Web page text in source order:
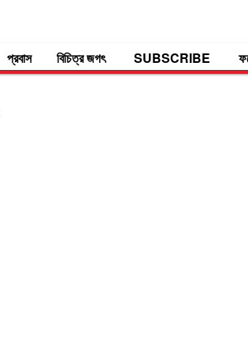
প্রবাস বিচিত্র জগৎ SUBSCRIBE